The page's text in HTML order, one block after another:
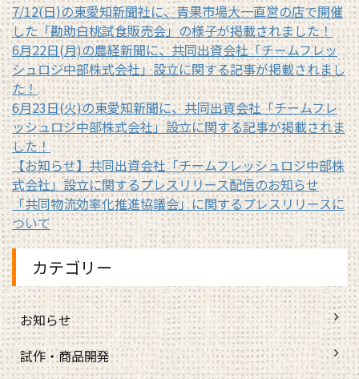
7/12(日)の東愛知新聞社に、青果市場大一直営の店で開催
した「勘助白桃試食販売会」の様子が掲載されました！
6月22日(月)の農経新聞に、共同出資会社「チームフレッ
シュロジ中部株式会社」設立に関する記事が掲載されまし
た！
6月23日(火)の東愛知新聞に、共同出資会社「チームフレ
ッシュロジ中部株式会社」設立に関する記事が掲載されま
した！
【お知らせ】共同出資会社「チームフレッシュロジ中部株
式会社」設立に関するプレスリリース配信のお知らせ
「共同物流効率化推進協議会」に関するプレスリリースに
ついて
カテゴリー
お知らせ
試作・商品開発